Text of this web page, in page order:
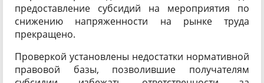
предоставление субсидий на мероприятия по
снижению напряженности на рынке труда
прекращено.
Проверкой установлены недостатки нормативной
правовой базы, позволившие получателям